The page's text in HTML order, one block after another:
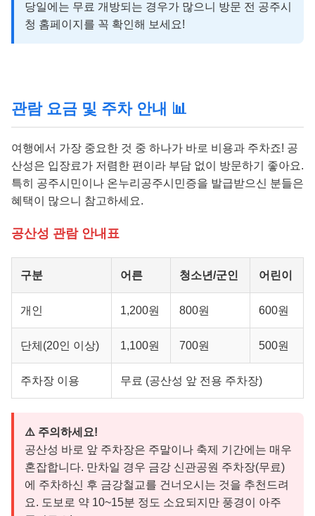
당일에는 무료 개방되는 경우가 많으니 방문 전 공주시
청 홈페이지를 꼭 확인해 보세요!
관람 요금 및 주차 안내 📊
여행에서 가장 중요한 것 중 하나가 바로 비용과 주차죠! 공
산성은 입장료가 저렴한 편이라 부담 없이 방문하기 좋아요.
특히 공주시민이나 온누리공주시민증을 발급받으신 분들은
혜택이 많으니 참고하세요.
공산성 관람 안내표
구분 어른 청소년/군인 어린이
개인 1,200원 800원 600원
단체(20인 이상) 1,100원 700원 500원
주차장 이용 무료 (공산성 앞 전용 주차장)
⚠️ 주의하세요!
공산성 바로 앞 주차장은 주말이나 축제 기간에는 매우
혼잡합니다. 만차일 경우 금강 신관공원 주차장(무료)
에 주차하신 후 금강철교를 건너오시는 것을 추천드려
요. 도보로 약 10~15분 정도 소요되지만 풍경이 아주